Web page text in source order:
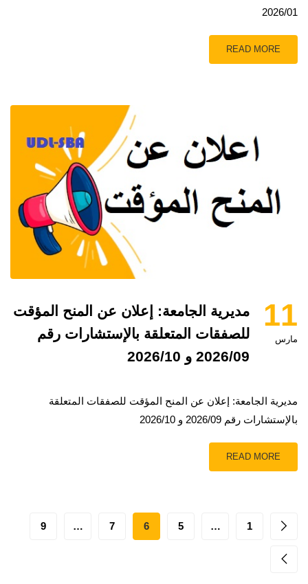
2026/01
READ MORE
11
مارس
مديرية الجامعة: إعلان عن المنح المؤقت
للصفقات المتعلقة بالإستشارات رقم
2026/09 و 2026/10
مديرية الجامعة: إعلان عن المنح المؤقت للصفقات المتعلقة
بالإستشارات رقم 2026/09 و 2026/10
READ MORE
1
…
5
6
7
…
9